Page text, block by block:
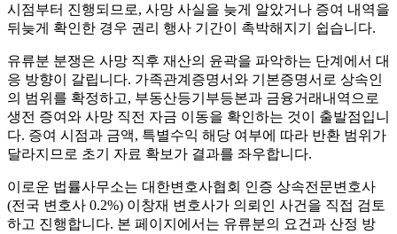
시점부터 진행되므로, 사망 사실을 늦게 알았거나 증여 내역을
뒤늦게 확인한 경우 권리 행사 기간이 촉박해지기 쉽습니다.
유류분 분쟁은 사망 직후 재산의 윤곽을 파악하는 단계에서 대
응 방향이 갈립니다. 가족관계증명서와 기본증명서로 상속인
의 범위를 확정하고, 부동산등기부등본과 금융거래내역으로
생전 증여와 사망 직전 자금 이동을 확인하는 것이 출발점입니
다. 증여 시점과 금액, 특별수익 해당 여부에 따라 반환 범위가
달라지므로 초기 자료 확보가 결과를 좌우합니다.
이로운 법률사무소는 대한변호사협회 인증 상속전문변호사
(전국 변호사 0.2%) 이창재 변호사가 의뢰인 사건을 직접 검토
하고 진행합니다. 본 페이지에서는 유류분의 요건과 산정 방